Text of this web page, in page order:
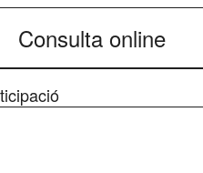
Consulta online